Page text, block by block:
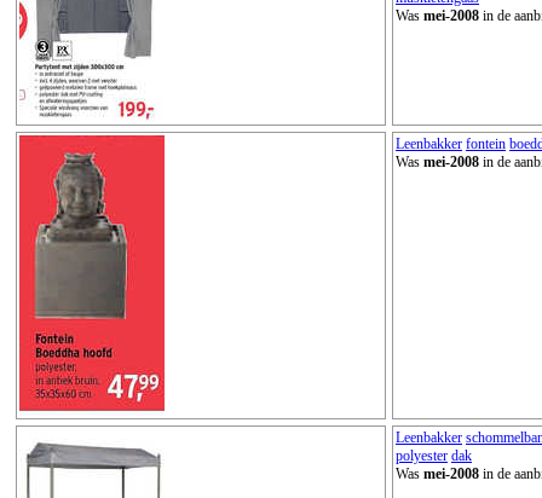
Was mei-2008 in de
Leenbakker fontein
Was mei-2008 in de
Leenbakker
polyester dak
Was mei-2008 in de